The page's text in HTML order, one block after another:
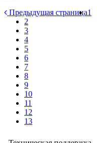
Предыдущая страница1
2
3
4
5
6
7
8
9
10
11
12
13